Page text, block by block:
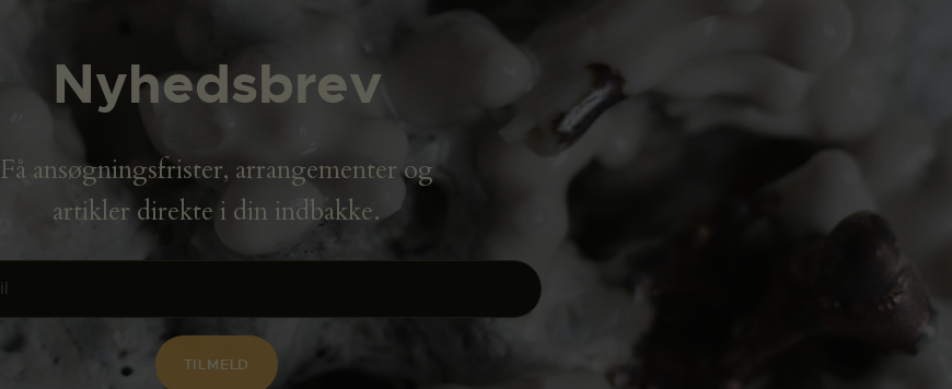
Nyhedsbrev
Få ansøgningsfrister, arrangementer og
artikler direkte i din indbakke.